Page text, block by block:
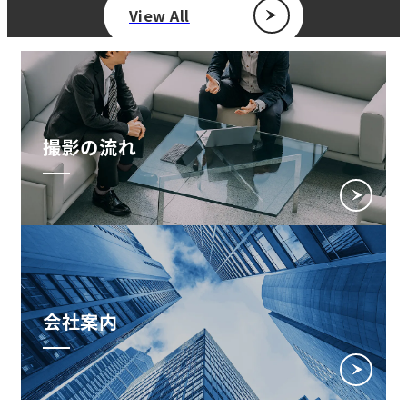
View All
撮影の流れ
会社案内